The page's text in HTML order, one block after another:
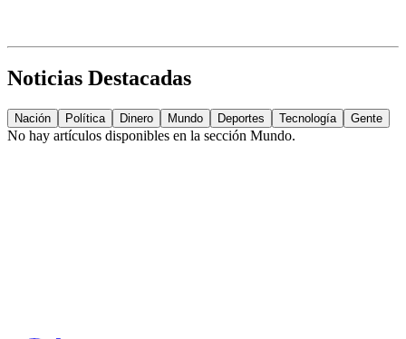
Noticias Destacadas
Nación Política Dinero Mundo Deportes Tecnología Gente
No hay artículos disponibles en la sección Mundo.